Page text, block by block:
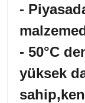
-
- 50°C
yüksek